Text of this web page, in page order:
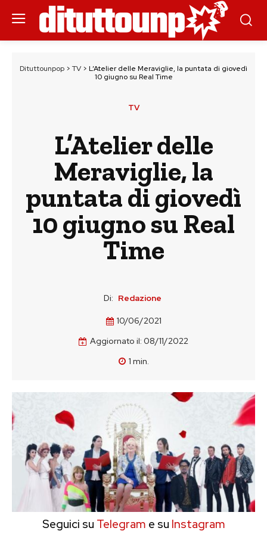
Dituttounpop > TV > L’Atelier delle Meraviglie, la puntata di giovedì
10 giugno su Real Time
TV
L’Atelier delle
Meraviglie, la
puntata di giovedì
10 giugno su Real
Time
Di: Redazione
10/06/2021
Aggiornato il: 08/11/2022
1 min.
Seguici su Telegram e su Instagram